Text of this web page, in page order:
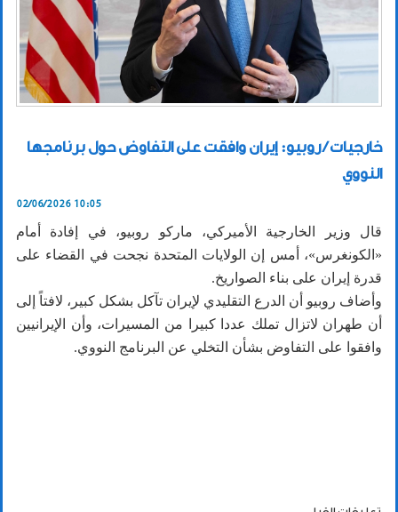
خارجيات / روبيو: إيران وافقت على التفاوض حول برنامجها
النووي
02/06/2026 10:05
قال وزير الخارجية الأميركي، ماركو روبيو، في إفادة أمام
«الكونغرس»، أمس إن الولايات المتحدة نجحت في القضاء على
قدرة إيران على بناء الصواريخ.
وأضاف روبيو أن الدرع التقليدي لإيران تآكل بشكل كبير، لافتاً إلى
أن طهران لاتزال تملك عددا كبيرا من المسيرات، وأن الإيرانيين
وافقوا على التفاوض بشأن التخلي عن البرنامج النووي.